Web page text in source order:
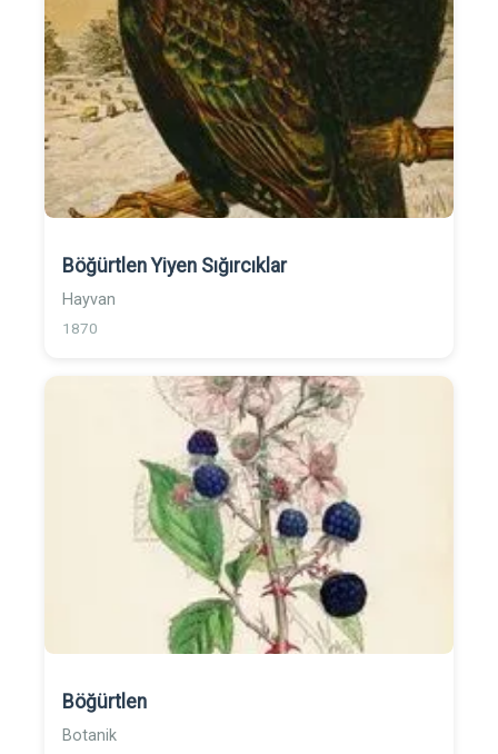
Böğürtlen Yiyen Sığırcıklar
Hayvan
1870
Böğürtlen
Botanik